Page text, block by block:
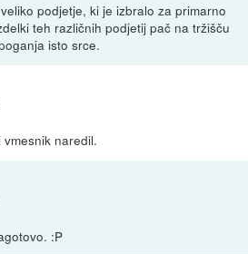
podjetje, ki je izbralo za primarno
teh različnih podjetij pač na tržišču
isto srce.
naredil.
:P